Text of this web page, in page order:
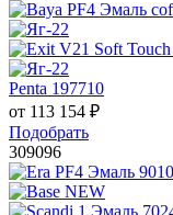
Penta 197710
от 113 154 ₽
Подобрать
309096